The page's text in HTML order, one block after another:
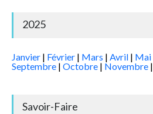
2025
Janvier | Février | Mars | Avril | Mai
Septembre | Octobre | Novembre |
Savoir-Faire